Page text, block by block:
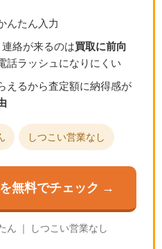
んたん入力
絡が来るのは買取に前向
話ラッシュになりにくい
えるから査定額に納得感が
しつこい営業なし
無料でチェック →
ん ｜ しつこい営業なし